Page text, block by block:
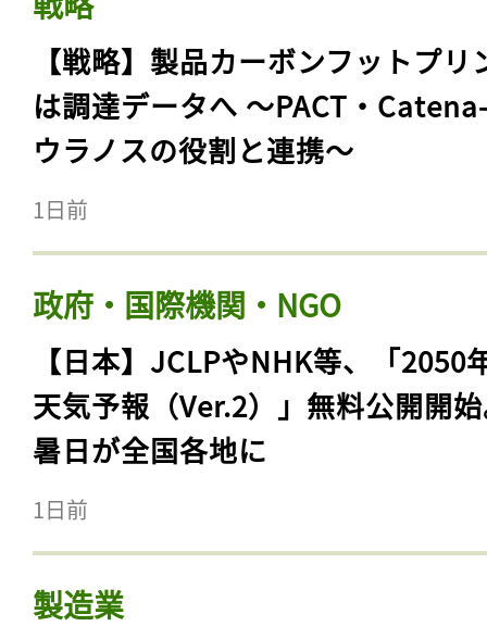
【戦略】製品カーボンフットプリ
は調達データへ 〜PACT・
ウラノスの役割と連携〜
1日前
政府・国際機関・NGO
【日本】JCLPやNHK等、「2050
天気予報（Ver.2）」無料公開開
暑日が全国各地に
1日前
製造業